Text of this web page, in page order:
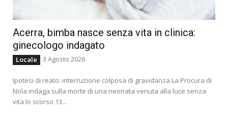
Acerra, bimba nasce senza vita in clinica:
ginecologo indagato
Locale 3 Agosto 2026
Ipotesi di reato: interruzione colposa di gravidanza La Procura di
Nola indaga sulla morte di una neonata venuta alla luce senza
vita lo scorso 13...